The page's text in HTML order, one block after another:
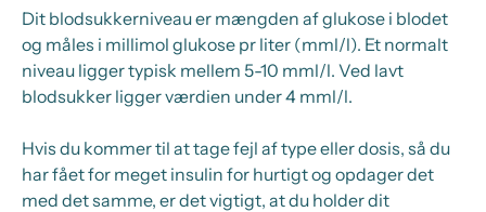
Dit blodsukkerniveau er mængden af glukose i blodet
og måles i millimol glukose pr liter (mml/l). Et normalt
niveau ligger typisk mellem 5-10 mml/l. Ved lavt
blodsukker ligger værdien under 4 mml/l.
Hvis du kommer til at tage fejl af type eller dosis, så du
har fået for meget insulin for hurtigt og opdager det
med det samme, er det vigtigt, at du holder dit